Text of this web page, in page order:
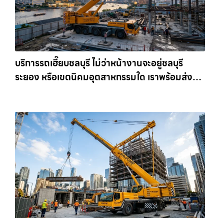
บริการรถเฮี๊ยบชลบุรี ไม่ว่าหน้างานจะอยู่ชลบุรี
ระยอง หรือเขตนิคมอุตสาหกรรมใด เราพร้อมส่งรถ